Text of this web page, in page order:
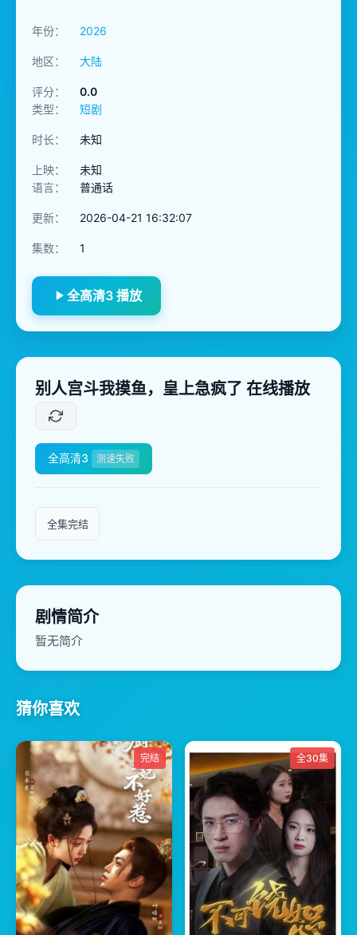
年份： 2026
地区： 大陆
评分：
0.0
类型：
短剧
时长： 未知
上映：
未知
语言：
普通话
更新： 2026-04-21 16:32:07
集数： 1
全高清3 播放
别人宫斗我摸鱼，皇上急疯了 在线播放
全高清3 测速失败
全集完结
剧情简介
暂无简介
猜你喜欢
完结 全30集